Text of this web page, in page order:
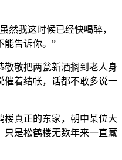
然我这时候已经快喝醉，
能告诉你。”
敬敬把两瓮新酒搁到老人身
催着结帐，话都不敢多说一
楼真正的东家，朝中某位大
只是松鹤楼无数年来一直藏